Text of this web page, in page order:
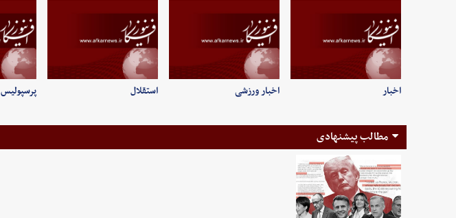
اخبار اخبار ورزشی استقلال پرسپولیس
مطالب پیشنهادی